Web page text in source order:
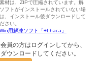
会員の方はログインしてから、
ダウンロードしてください。